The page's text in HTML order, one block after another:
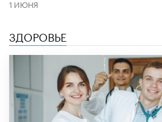
1 ИЮНЯ
ЗДОРОВЬЕ